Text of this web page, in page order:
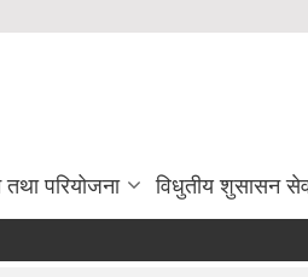
तथा परियोजना विधुतीय शुसासन